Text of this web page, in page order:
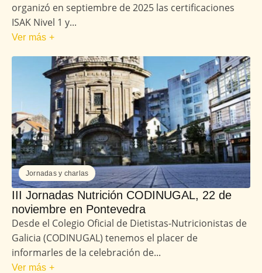
organizó en septiembre de 2025 las certificaciones
ISAK Nivel 1 y...
Ver más +
Jornadas y charlas
III Jornadas Nutrición CODINUGAL, 22 de
noviembre en Pontevedra
Desde el Colegio Oficial de Dietistas-Nutricionistas de
Galicia (CODINUGAL) tenemos el placer de
informarles de la celebración de...
Ver más +